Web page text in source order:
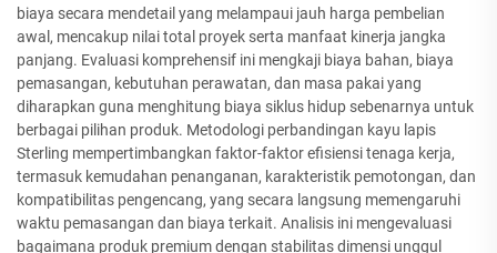
biaya secara mendetail yang melampaui jauh harga pembelian
awal, mencakup nilai total proyek serta manfaat kinerja jangka
panjang. Evaluasi komprehensif ini mengkaji biaya bahan, biaya
pemasangan, kebutuhan perawatan, dan masa pakai yang
diharapkan guna menghitung biaya siklus hidup sebenarnya untuk
berbagai pilihan produk. Metodologi perbandingan kayu lapis
Sterling mempertimbangkan faktor-faktor efisiensi tenaga kerja,
termasuk kemudahan penanganan, karakteristik pemotongan, dan
kompatibilitas pengencang, yang secara langsung memengaruhi
waktu pemasangan dan biaya terkait. Analisis ini mengevaluasi
bagaimana produk premium dengan stabilitas dimensi unggul